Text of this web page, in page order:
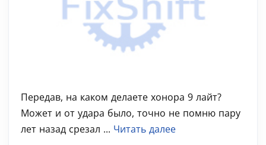
Передав, на каком делаете хонора 9 лайт?
Может и от удара было, точно не помню пару
лет назад срезал ... Читать далее